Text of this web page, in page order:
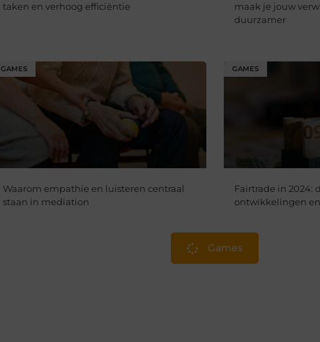
taken en verhoog efficiëntie​
maak je jouw
duurzamer
GAMES
Waarom empathie en luisteren centraal
staan in mediation
GAMES
Fairtrade in 2024:
ontwikkelingen
Games